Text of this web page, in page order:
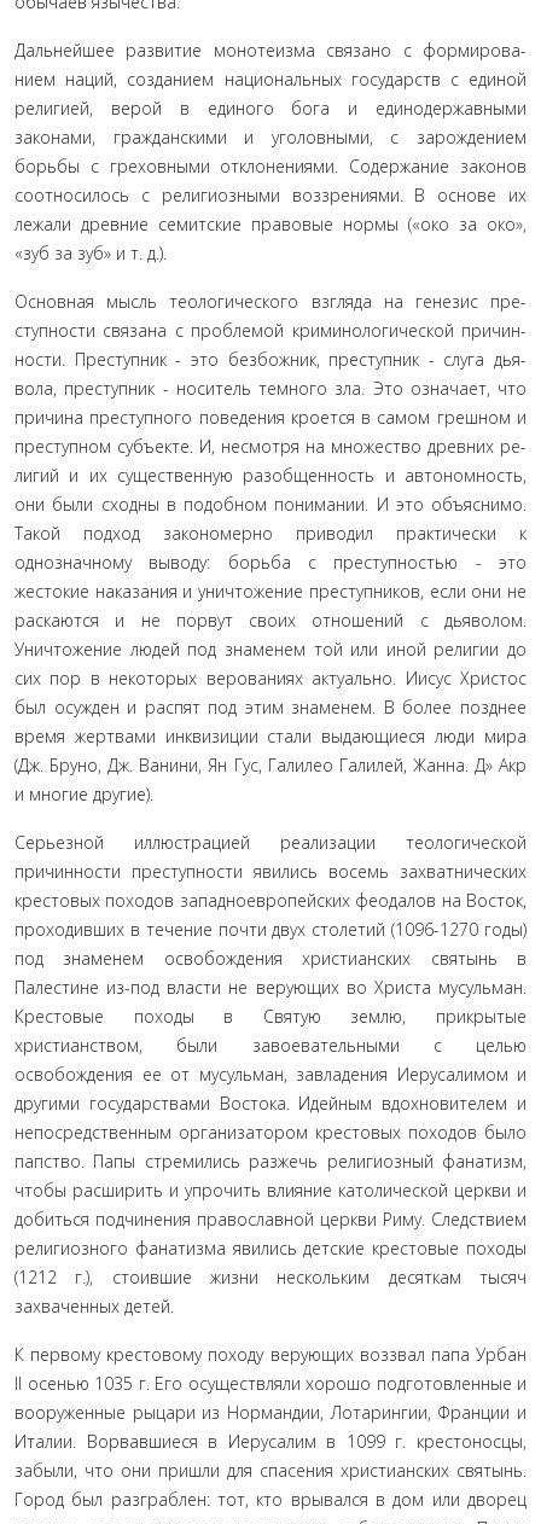
Дальнейшее развитие монотеизма связано с формирова­
нием наций, созданием национальных государств с единой
ре­лигией, верой в единого бога и единодержавными
законами, гражданскими и уголовными, с зарождением
борьбы с гре­ховными отклонениями. Содержание законов
соотносилось с религиозными воззрениями. В основе их
лежали древние семитские правовые нормы («око за око»,
«зуб за зуб» и т. д.).
Основная мысль теологического взгляда на генезис пре­
ступности связана с проблемой криминологической причин­
ности. Преступник - это безбожник, преступник - слуга дья­
вола, преступник - носитель темного зла. Это означает, что
причина преступного поведения кроется в самом грешном и
преступном субъекте. И, несмотря на множество древних ре­
лигий и их существенную разобщенность и автономность,
они были сходны в подобном понимании. И это объяснимо.
Такой подход закономерно приводил практически к
однозначному выводу: борьба с преступностью - это
жестокие наказания и уничтожение преступников, если они не
раскаются и не по­рвут своих отношений с дьяволом.
Уничтожение людей под знаменем той или иной религии до
сих пор в некоторых веро­ваниях актуально. Иисус Христос
был осужден и распят под этим знаменем. В более позднее
время жертвами инквизиции стали выдающиеся люди мира
(Дж. Бруно, Дж. Ванини, Ян Гус, Галилео Галилей, Жанна. Д» Акр
и многие другие).
Серьезной иллюстрацией реализации теологической
причинности преступности явились восемь захватнических
крестовых походов западноевропейских феодалов на Восток,
проходивших в течение почти двух столетий (1096-1270 годы)
под знаменем освобождения христианских святынь в
Палести­не из-под власти не верующих во Христа мусульман.
Кресто­вые походы в Святую землю, прикрытые
христианством, были завоевательными с целью
освобождения ее от мусульман, за­владения Иерусалимом и
другими государствами Востока. Идейным вдохновителем и
непосредственным организато­ром крестовых походов было
папство. Папы стремились раз­жечь религиозный фанатизм,
чтобы расширить и упрочить влияние католической церкви и
добиться подчинения право­славной церкви Риму. Следствием
религиозного фанатизма явились детские крестовые походы
(1212 г.), стоившие жизни нескольким десяткам тысяч
захваченных детей.
К первому крестовому походу верующих воззвал папа Урбан
II осенью 1035 г. Его осуществляли хорошо подготов­ленные и
вооруженные рыцари из Нормандии, Лотарингии, Франции и
Италии. Ворвавшиеся в Иерусалим в 1099 г. кресто­носцы,
забыли, что они пришли для спасения христианских святынь.
Город был разграблен: тот, кто врывался в дом или дворец